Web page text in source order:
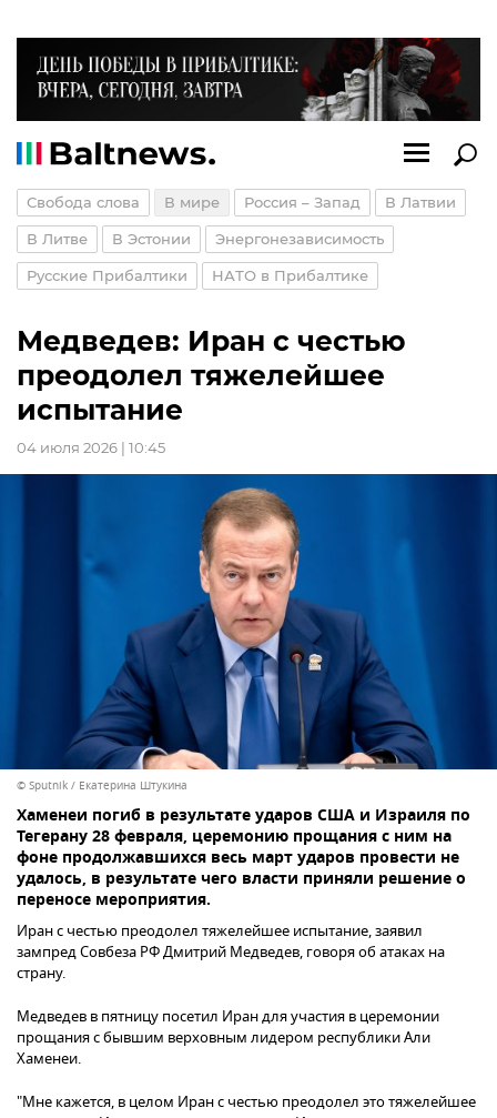
Свобода слова В мире Россия – Запад В Латвии
В Литве В Эстонии Энергонезависимость
Русские Прибалтики НАТО в Прибалтике
Медведев: Иран с честью
преодолел тяжелейшее
испытание
04 июля 2026 | 10:45
© Sputnik / Екатерина Штукина
Хаменеи погиб в результате ударов США и Израиля по
Тегерану 28 февраля, церемонию прощания с ним на
фоне продолжавшихся весь март ударов провести не
удалось, в результате чего власти приняли решение о
переносе мероприятия.
Иран с честью преодолел тяжелейшее испытание, заявил
зампред Совбеза РФ Дмитрий Медведев, говоря об атаках на
страну.
Медведев в пятницу посетил Иран для участия в церемонии
прощания с бывшим верховным лидером республики Али
Хаменеи.
"Мне кажется, в целом Иран с честью преодолел это тяжелейшее